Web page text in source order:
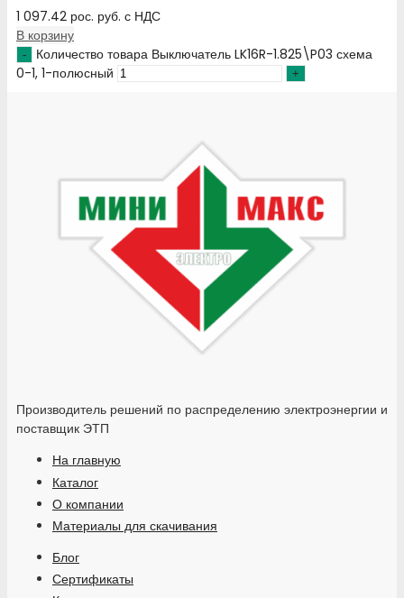
1 097.42 рос. руб. с НДС
В корзину
Количество товара Выключатель LK16R-1.825\P03 схема
0-1, 1-полюсный
Производитель решений по распределению электроэнергии и
поставщик ЭТП
На главную
Каталог
О компании
Материалы для скачивания
Блог
Сертификаты